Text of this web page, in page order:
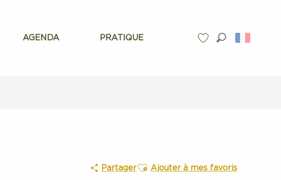
AGENDA PRATIQUE
PartagerAjouter aux favoris
Ajouter à mes favoris